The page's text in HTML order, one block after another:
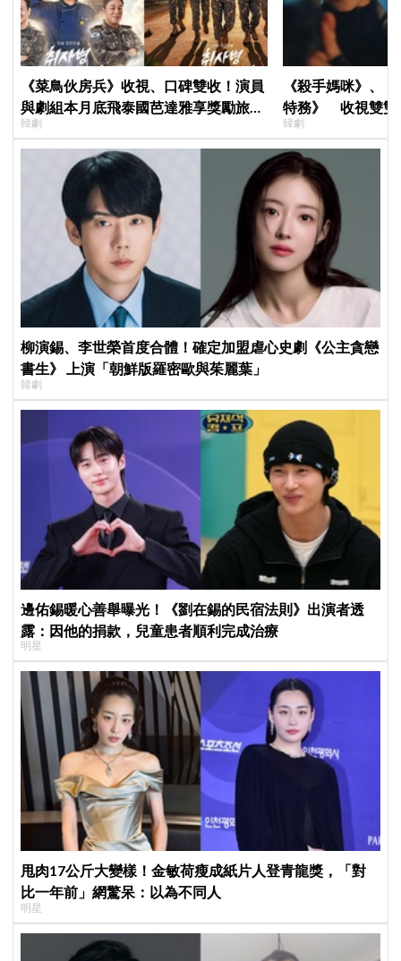
《菜鳥伙房兵》收視、口碑雙收！演員
與劇組本月底飛泰國芭達雅享獎勵旅
行，慶祝亮眼成績
韓劇
《殺手媽咪》、
特務》 收視雙雙
高！
韓劇
柳演錫、李世榮首度合體！確定加盟虐心史劇《公主貪戀
書生》 上演「朝鮮版羅密歐與茱麗葉」
韓劇
邊佑錫暖心善舉曝光！《劉在錫的民宿法則》出演者透
露：因他的捐款，兒童患者順利完成治療
明星
甩肉17公斤大變樣！金敏荷瘦成紙片人登青龍獎，「對
比一年前」網驚呆：以為不同人
明星